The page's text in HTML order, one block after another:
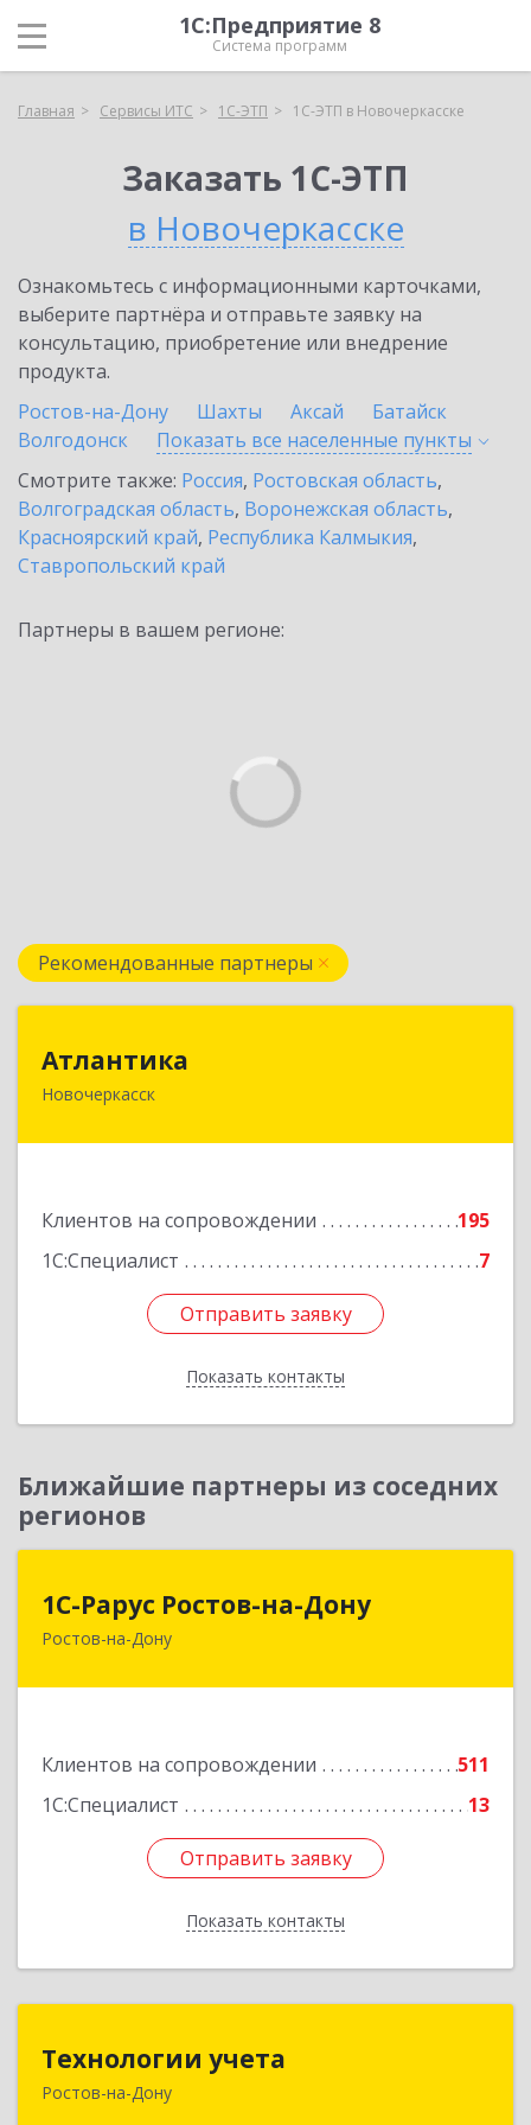
1С:Предприятие 8
Система программ
Главная Сервисы ИТС 1С-ЭТП 1С-ЭТП в Новочеркасске
Заказать 1С-ЭТП
в Новочеркасске
Ознакомьтесь с информационными карточками,
выберите партнёра и отправьте заявку на
консультацию, приобретение или внедрение
продукта.
Ростов-на-Дону
Шахты Аксай
Батайск
Волгодонск
Показать все населенные пункты
Смотрите также: Россия, Ростовская область,
Волгоградская область, Воронежская область,
Красноярский край, Республика Калмыкия,
Ставропольский край
Партнеры в вашем регионе:
Рекомендованные партнеры
Атлантика
Новочеркасск
Клиентов на сопровождении
195
1С:Специалист
7
Отправить заявку
Показать контакты
346428, Ростовская обл, Новочеркасск г,
Отправить заявку
Назад
Ближайшие партнеры из соседних
регионов
1С-Рарус Ростов-на-Дону
Ростов-на-Дону
Клиентов на сопровождении
511
1С:Специалист
13
Отправить заявку
Показать контакты
344002, Ростовская обл, г.о. город Ростов-на-
Подробнее
Отправить заявку
Назад
Технологии учета
Ростов-на-Дону
344064, Ростовская обл, Ростов-на-Дону г,